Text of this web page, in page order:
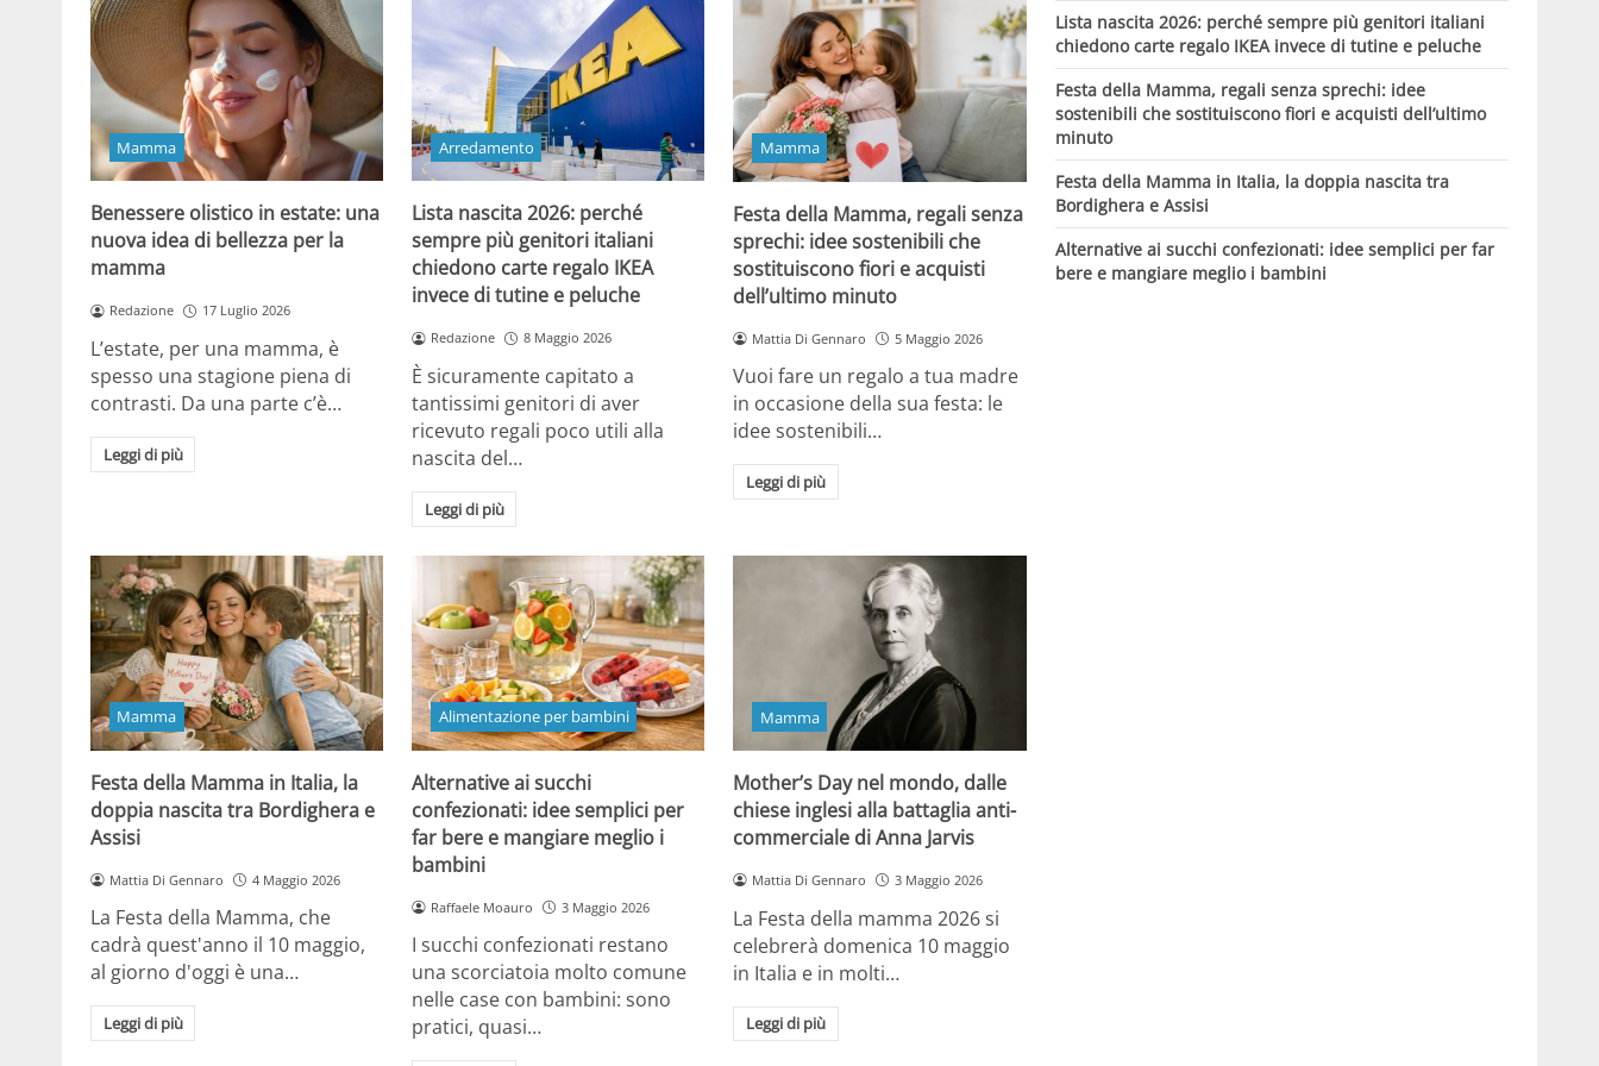
Mamma
Benessere olistico in estate: una
nuova idea di bellezza per la
mamma
Redazione 17 Luglio 2026
L’estate, per una mamma, è
spesso una stagione piena di
contrasti. Da una parte c’è…
Leggi di più
Arredamento
Lista nascita 2026: perché
sempre più genitori italiani
chiedono carte regalo IKEA
invece di tutine e peluche
Redazione 8 Maggio 2026
È sicuramente capitato a
tantissimi genitori di aver
ricevuto regali poco utili alla
nascita del…
Leggi di più
Mamma
Festa della Mamma, regali senza
sprechi: idee sostenibili che
sostituiscono fiori e acquisti
dell’ultimo minuto
Mattia Di Gennaro 5 Maggio 2026
Vuoi fare un regalo a tua madre
in occasione della sua festa: le
idee sostenibili…
Leggi di più
Mamma
Festa della Mamma in Italia, la
doppia nascita tra Bordighera e
Assisi
Mattia Di Gennaro 4 Maggio 2026
La Festa della Mamma, che
cadrà quest'anno il 10 maggio,
al giorno d'oggi è una…
Leggi di più
Alimentazione per bambini
Alternative ai succhi
confezionati: idee semplici per
far bere e mangiare meglio i
bambini
Raffaele Moauro 3 Maggio 2026
I succhi confezionati restano
una scorciatoia molto comune
nelle case con bambini: sono
pratici, quasi…
Mamma
Mother’s Day nel mondo, dalle
chiese inglesi alla battaglia anti-
commerciale di Anna Jarvis
Mattia Di Gennaro 3 Maggio 2026
La Festa della mamma 2026 si
celebrerà domenica 10 maggio
in Italia e in molti…
Leggi di più
Lista nascita 2026: perché sempre più genitori italiani
chiedono carte regalo IKEA invece di tutine e peluche
Festa della Mamma, regali senza sprechi: idee
sostenibili che sostituiscono fiori e acquisti dell’ultimo
minuto
Festa della Mamma in Italia, la doppia nascita tra
Bordighera e Assisi
Alternative ai succhi confezionati: idee semplici per far
bere e mangiare meglio i bambini